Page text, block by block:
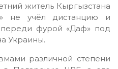
житель Кыргызстана
не учёл дистанцию и
фурой «Даф» под
Украины.
различной степени